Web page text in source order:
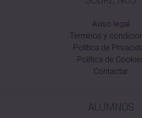
Aviso legal
Terminos y
Política de
Política de
Contactar
ALUMNOS